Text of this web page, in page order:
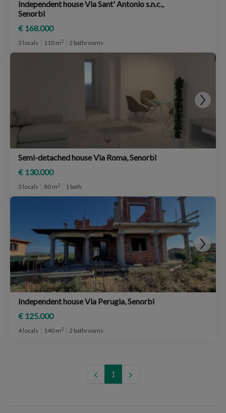
Independent house Via Sant' Antonio s.n.c.,
Senorbì
€ 168.000
3 locals 110 m2 2 bathrooms
Semi-detached house Via Roma, Senorbì
€ 130.000
3 locals 80 m2 1 bath
Independent house Via Perugia, Senorbì
€ 125.000
4 locals 140 m2 2 bathrooms
1